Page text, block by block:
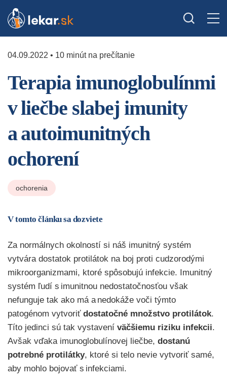
04.09.2022 • 10 minút na prečítanie
Terapia imunoglobulínmi
v liečbe slabej imunity
a autoimunitných
ochorení
ochorenia
V tomto článku sa dozviete
Za normálnych okolností si náš imunitný systém
vytvára dostatok protilátok na boj proti cudzorodými
mikroorganizmami, ktoré spôsobujú infekcie. Imunitný
systém ľudí s imunitnou nedostatočnosťou však
nefunguje tak ako má a nedokáže voči týmto
patogénom vytvoriť dostatočné množstvo protilátok.
Títo jedinci sú tak vystavení väčšiemu riziku infekcii.
Avšak vďaka imunoglobulínovej liečbe, dostanú
potrebné protilátky, ktoré si telo nevie vytvoriť samé,
aby mohlo bojovať s infekciami.